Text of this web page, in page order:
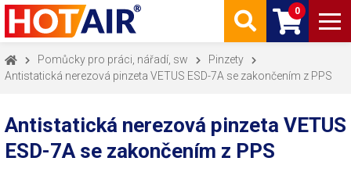
0
Pomůcky pro práci, nářadí, sw
Pinzety
Antistatická nerezová pinzeta VETUS ESD-7A se zakončením z PPS
Antistatická nerezová pinzeta VETUS
ESD-7A se zakončením z PPS